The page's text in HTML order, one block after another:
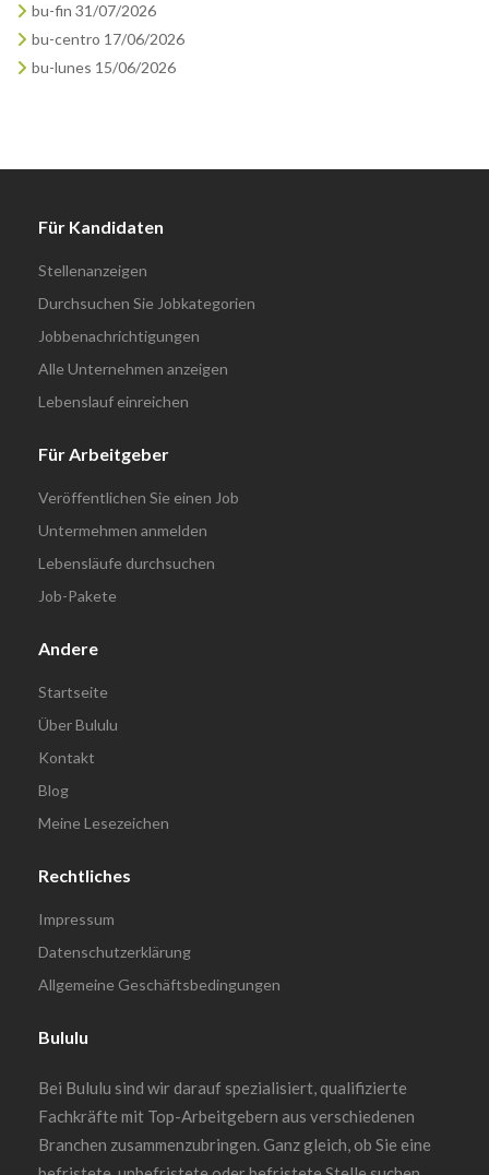
bu-fin 31/07/2026
bu-centro 17/06/2026
bu-lunes 15/06/2026
Für Kandidaten
Stellenanzeigen
Durchsuchen Sie Jobkategorien
Jobbenachrichtigungen
Alle Unternehmen anzeigen
Lebenslauf einreichen
Für Arbeitgeber
Veröffentlichen Sie einen Job
Untermehmen anmelden
Lebensläufe durchsuchen
Job-Pakete
Andere
Startseite
Über Bululu
Kontakt
Blog
Meine Lesezeichen
Rechtliches
Impressum
Datenschutzerklärung
Allgemeine Geschäftsbedingungen
Bululu
Bei Bululu sind wir darauf spezialisiert, qualifizierte
Fachkräfte mit Top-Arbeitgebern aus verschiedenen
Branchen zusammenzubringen. Ganz gleich, ob Sie eine